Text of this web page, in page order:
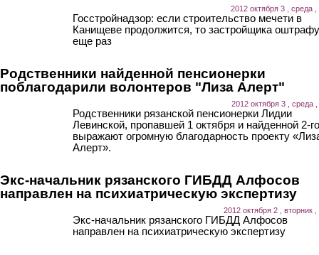
2012 октября 3 , среда ,
Госстройнадзор: если строительство мечети в
Канищеве продолжится, то застройщика
еще раз
Родственники найденной пенсионерки
поблагодарили волонтеров "Лиза Алерт"
2012 октября 3 , среда ,
Родственники рязанской пенсионерки Лидии
Левинской, пропавшей 1 октября и найденной 2-
выражают огромную благодарность проекту
Алерт».
Экс-начальник рязанского ГИБДД Алфосов
направлен на психиатрическую экспертизу
2012 октября 2 , вторник ,
Экс-начальник рязанского ГИБДД Алфосов
направлен на психиатрическую экспертизу